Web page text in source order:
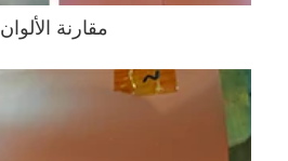
مقارنة الألوان